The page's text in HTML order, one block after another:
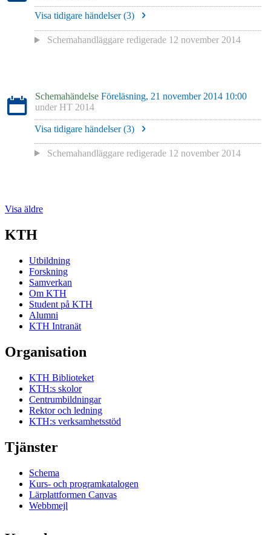
Visa tidigare händelser (3)
Schemahandläggare redigerade 12 november 2014
Schemahändelse Föreläsning, 21 november 2014 10:00
under HT 2014
Visa tidigare händelser (3)
Schemahandläggare redigerade 12 november 2014
Visa äldre
KTH
Utbildning
Forskning
Samverkan
Om KTH
Student på KTH
Alumni
KTH Intranät
Organisation
KTH Biblioteket
KTH:s skolor
Centrumbildningar
Rektor och ledning
KTH:s verksamhetsstöd
Tjänster
Schema
Kurs- och programkatalogen
Lärplattformen Canvas
Webbmejl